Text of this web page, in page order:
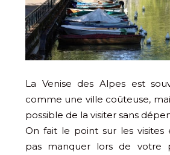
La Venise des Alpes est
comme une ville coûteuse,
possible de la visiter sans
On fait le point sur les visites
pas manquer lors de votre